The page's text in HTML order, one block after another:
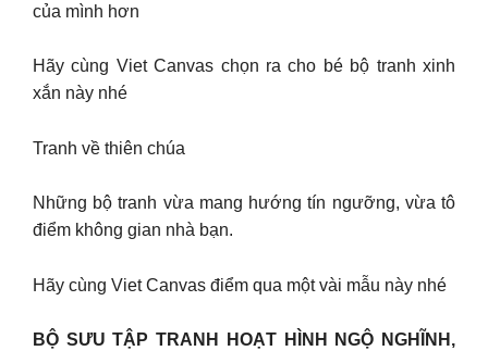
của mình hơn
Hãy cùng Viet Canvas chọn ra cho bé bộ tranh xinh
xắn này nhé
Tranh về thiên chúa
Những bộ tranh vừa mang hướng tín ngưỡng, vừa tô
điểm không gian nhà bạn.
Hãy cùng Viet Canvas điểm qua một vài mẫu này nhé
BỘ SƯU TẬP TRANH HOẠT HÌNH NGỘ NGHĨNH,